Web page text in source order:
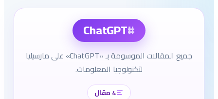
#
ChatGPT
جميع المقالات الموسومة بـ «ChatGPT» على مارسيليا
لتكنولوجيا المعلومات.
4 مقال